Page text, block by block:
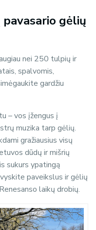
gėlių
nei 250 tulpių ir
spalvomis,
gardžiu
– vos įžengus į
muzika tarp gėlių.
gražiausius visų
dūdų ir mišrių
sukurs ypatingą
paveikslus ir gėlių
laikų drobių.